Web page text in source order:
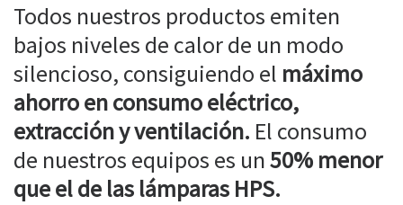
Todos nuestros productos emiten
bajos niveles de calor de un modo
silencioso, consiguiendo el máximo
ahorro en consumo eléctrico,
extracción y ventilación. El consumo
de nuestros equipos es un50% menor
que el de las lámparas HPS.